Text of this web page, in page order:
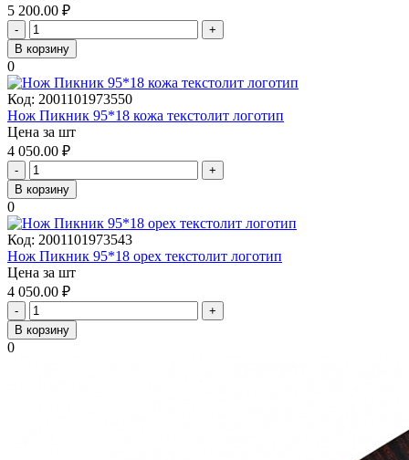
5 200.00 ₽
-
+
В корзину
0
Код: 2001101973550
Нож Пикник 95*18 кожа текстолит логотип
Цена за шт
4 050.00 ₽
-
+
В корзину
0
Код: 2001101973543
Нож Пикник 95*18 орех текстолит логотип
Цена за шт
4 050.00 ₽
-
+
В корзину
0